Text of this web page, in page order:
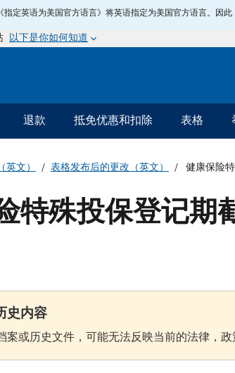
指定英语为美国官方语言》将英语指定为美国官方语言。因
以下是你如何知道
退款 抵免优惠和扣除 表格
文） 表格发布后的更改（英文） 健康保险
特殊投保登记期
史内容
案或历史文件，可能无法反映当前的法律，政